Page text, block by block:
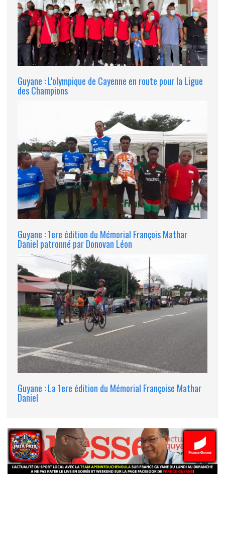
Guyane : L'olympique de Cayenne en route pour la Ligue
des Champions
Guyane : 1ere édition du Mémorial François Mathar
Daniel patronné par Donovan Léon
Guyane : La 1ere édition du Mémorial Françoise Mathar
Daniel
banniere_img